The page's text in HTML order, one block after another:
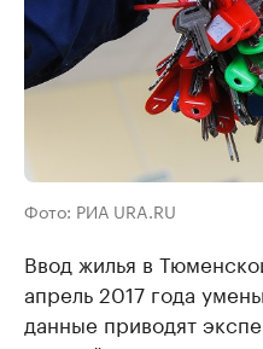
Фото: РИА URA.RU
Ввод жилья в
апрель 2017 года
данные приводят